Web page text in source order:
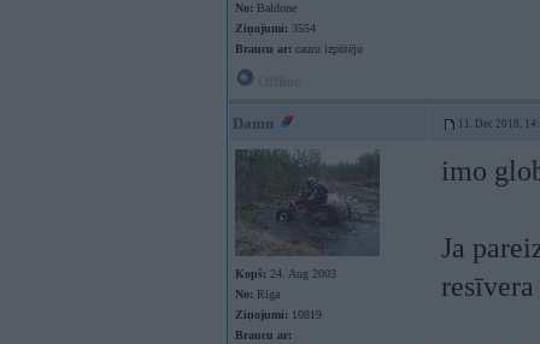
No: Baldone
Ziņojumi: 3554
Braucu ar: cauru izpūtēju
Damn 11. Dec 2018,
Kopš: 24. Aug 2003
No: Rīga
Ziņojumi: 10819
Braucu ar:
imo
Ja